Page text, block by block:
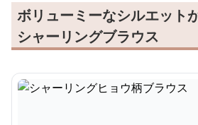
ボリューミーなシルエット
シャーリングブラウス